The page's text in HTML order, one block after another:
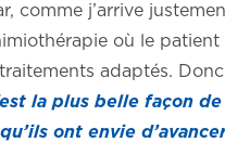
comme j’arrive
où le
adaptés. Donc
la plus belle façon
ont envie